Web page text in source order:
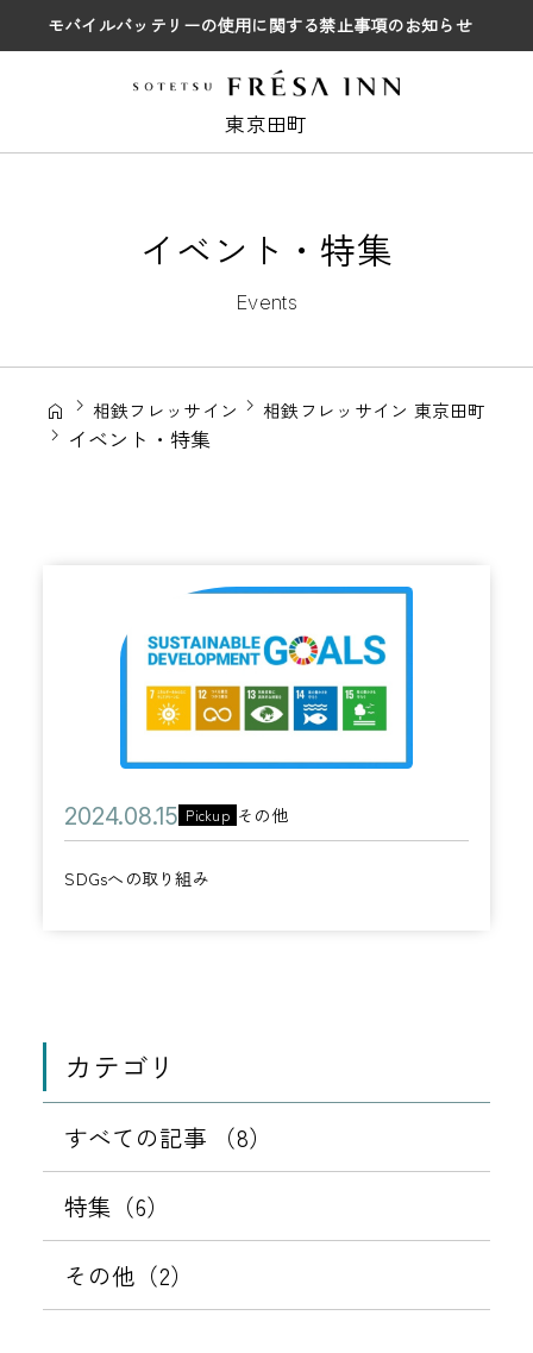
モバイルバッテリーの使用に関する禁止事項のお知らせ
東京田町
イベント・特集
Events
相鉄フレッサイン 相鉄フレッサイン 東京田町
イベント・特集
SDGsへの取り組み
公
開
日
2
0
2
月
5
カ
テ
Pickup その他
取
り
組
カテゴリ
すべての記事 （8）
特集（6）
その他（2）